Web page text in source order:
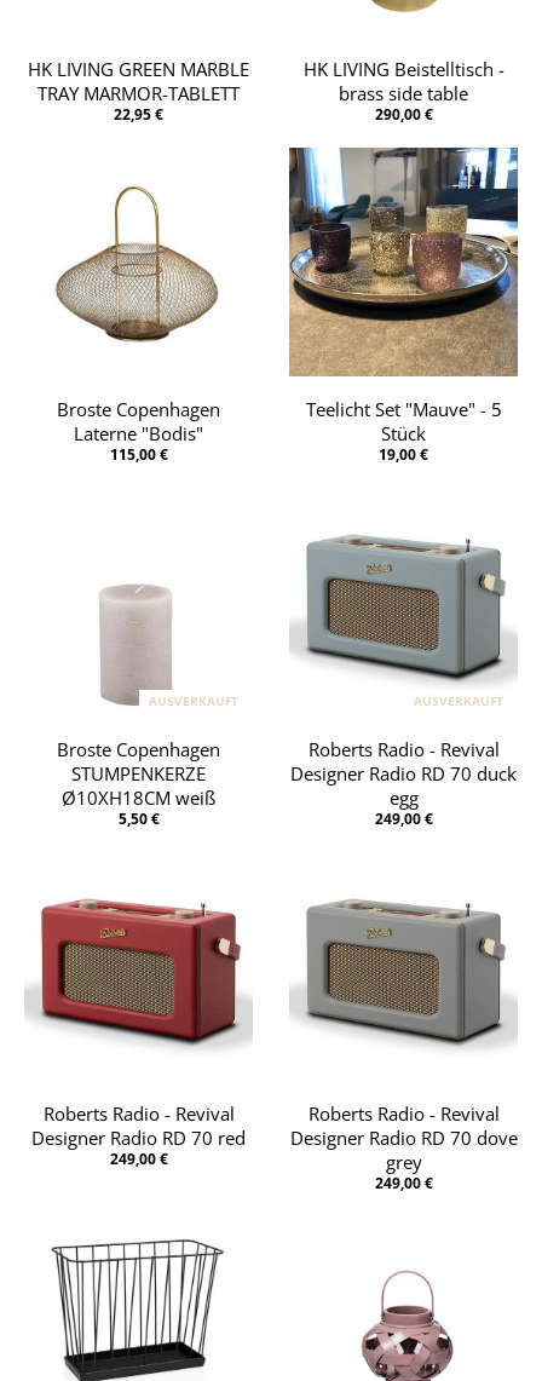
HK LIVING GREEN MARBLE
TRAY MARMOR-TABLETT
22,95 €
HK LIVING Beistelltisch -
brass side table
290,00 €
Broste Copenhagen
Laterne "Bodis"
115,00 €
Teelicht Set "Mauve" - 5
Stück
19,00 €
AUSVERKAUFT
Broste Copenhagen
STUMPENKERZE
Ø10XH18CM weiß
5,50 €
AUSVERKAUFT
Roberts Radio - Revival
Designer Radio RD 70 duck
egg
249,00 €
Roberts Radio - Revival
Designer Radio RD 70 red
249,00 €
Roberts Radio - Revival
Designer Radio RD 70 dove
grey
249,00 €